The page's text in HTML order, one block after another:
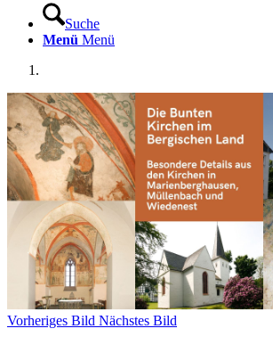
Suche
Menü Menü
Vorheriges Bild Nächstes Bild